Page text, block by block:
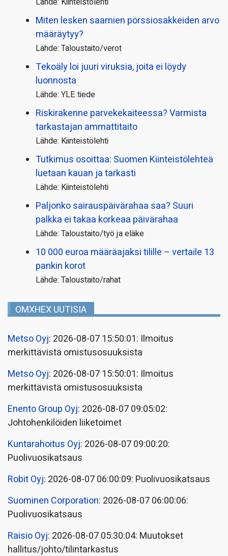
Miten lesken saamien pörssi­osakkeiden arvo
määräytyy?
Lähde: Taloustaito/verot
Tekoäly loi juuri viruksia, joita ei löydy
luonnosta
Lähde: YLE tiede
Riskirakenne parvekekaiteessa? Varmista
tarkastajan ammattitaito
Lähde: Kiinteistölehti
Tutkimus osoittaa: Suomen Kiinteistölehteä
luetaan kauan ja tarkasti
Lähde: Kiinteistölehti
Paljonko sairauspäivä­rahaa saa? Suuri
palkka ei takaa korkeaa päivärahaa
Lähde: Taloustaito/työ ja eläke
10 000 euroa määräajaksi tilille – vertaile 13
pankin korot
Lähde: Taloustaito/rahat
OMXHEX UUTISIA
Metso Oyj: 2026-08-07 15:50:01: Ilmoitus
merkittävistä omistusosuuksista
Metso Oyj: 2026-08-07 15:50:01: Ilmoitus
merkittävistä omistusosuuksista
Enento Group Oyj: 2026-08-07 09:05:02:
Johtohenkilöiden liiketoimet
Kuntarahoitus Oyj: 2026-08-07 09:00:20:
Puolivuosikatsaus
Robit Oyj: 2026-08-07 06:00:09: Puolivuosikatsaus
Suominen Corporation: 2026-08-07 06:00:06:
Puolivuosikatsaus
Raisio Oyj: 2026-08-07 05:30:04: Muutokset
hallitus/johto/tilintarkastus